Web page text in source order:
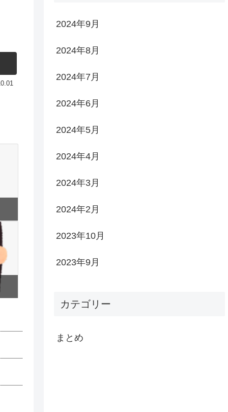
2024年9月
2024年8月
2024年7月
2024年6月
2024年5月
2024年4月
2024年3月
2024年2月
2023年10月
2023年9月
カテゴリー
まとめ